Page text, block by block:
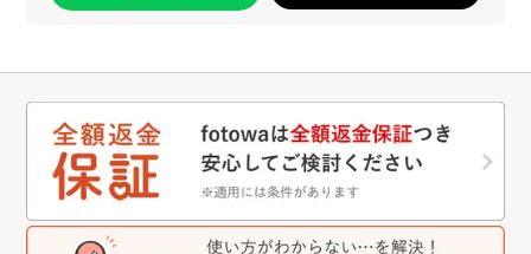
[キャンセル]